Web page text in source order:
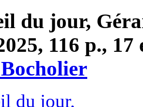
du jour,
116 p.,